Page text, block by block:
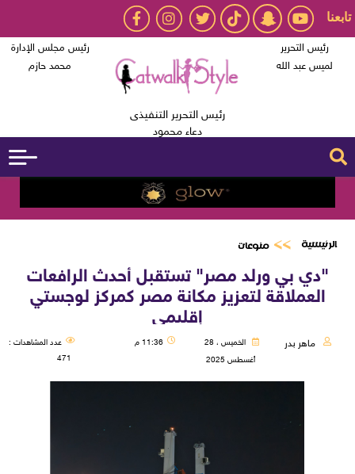
تابعنا
رئيس التحرير
لميس عبد الله
رئيس التحرير التنفيذى
دعاء محمود
رئيس مجلس الإدارة
محمد حازم
الرئيسية منوعات
"دي بي ورلد مصر" تستقبل أحدث الرافعات
العملاقة لتعزيز مكانة مصر كمركز لوجستي
إقليمي
ماهر بدر
الخميس ، 28
أغسطس 2025
11:36 م
عدد المشاهدات :
471